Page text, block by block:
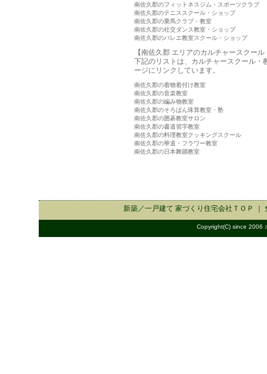
南佐久郡のフィットネスジム・スポーツクラブ
南佐久郡のテニススクール・ショップ
南佐久郡の乗馬クラブ・教室
南佐久郡の社交ダンス教室・ショップ
南佐久郡のバレエ教室スクール・ショップ
【南佐久郡 エリアのカルチャースクー
下記のリストは、カルチャースクール・
ージにリンクしています。
南佐久郡の着物着付け教室
南佐久郡の音楽教室
南佐久郡の編み物教室
南佐久郡のそろばん珠算教室・塾
南佐久郡の囲碁教室サロン
南佐久郡の書道習字教室
南佐久郡の料理教室クッキングスクール
南佐久郡の華道・フラワー教室
南佐久郡の日本舞踊教室
新築／一戸建て 家づくり住宅会社 ＴＯＰ ｜
Copyright(C) since 2006